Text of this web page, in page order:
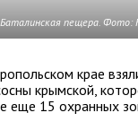
пещера. Фото:
крае
крымской,
еще 15 охранных